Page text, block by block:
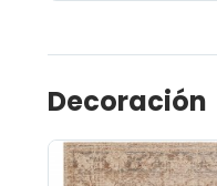
Decoración